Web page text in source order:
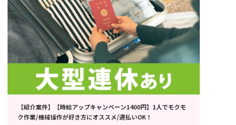
【紹介案件】【時給アップキャンペーン1400円】1人でモクモ
ク作業/機械操作が好き方にオススメ/週払いOK！